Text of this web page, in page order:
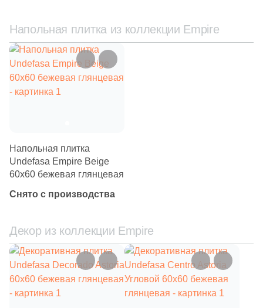
Напольная плитка из коллекции Empire
Напольная плитка
Undefasa Empire Beige
60x60 бежевая глянцевая
Снято с производства
Декор из коллекции Empire